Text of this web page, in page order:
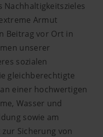
Nachhaltigkeitszieles
Armut
Beitrag vor Ort in
unserer
sozialen
gleichberechtigte
einer hochwertigen
Wasser und
sowie am
Sicherung von